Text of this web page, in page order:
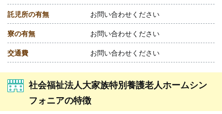
託児所の有無 お問い合わせください
寮の有無 お問い合わせください
交通費 お問い合わせください
社会福祉法人大家族特別養護老人ホームシン
フォニアの特徴